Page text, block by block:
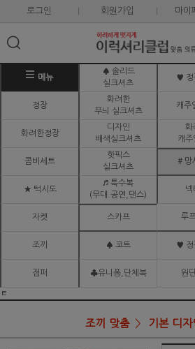
로그인 회원가입 마이
메뉴
♠ 솔리드
실크셔츠
♥ 정
정장
화려한
무늬 실크셔츠
캐주
화려한정장
디자인
배색실크셔츠
화
캐주
콤비세트
핫픽스
실크셔츠
# 망
★ 턱시도
♬ 특수복
(무대.공연,댄스)
넥
자켓 스카프 루
조끼 ♠ 코트 ♥ 정
점퍼 ♣유니폼,단체복 원
ㅌ
조끼 맞춤 기본 디자